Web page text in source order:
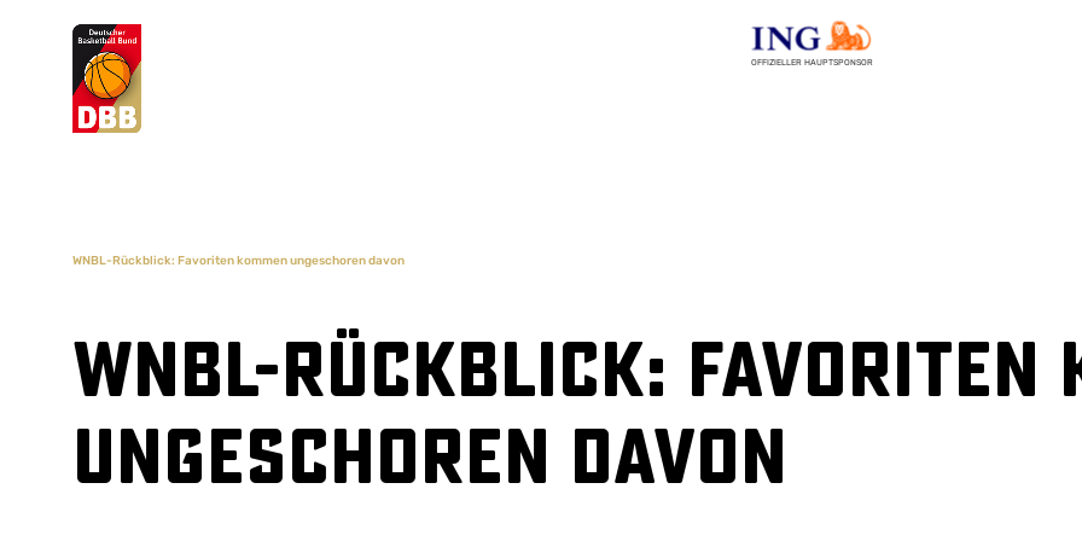
OFFIZIELLER HAUPTSPONSOR
Suchvorschläge
WNBL-Rückblick: Favoriten kommen ungeschoren davon
WNBL-Rückblick: Favoriten
ungeschoren davon